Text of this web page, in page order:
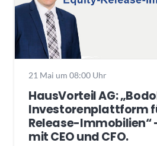
21 Mai um 08:00 Uhr
HausVorteil AG:
Investorenplattform
Release-Immobilien“
mit CEO und CFO.